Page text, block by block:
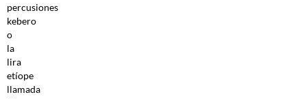
percusiones
kebero
o
la
lira
etíope
llamada